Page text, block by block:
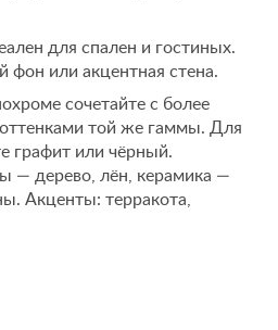
для спален и гостиных.
фон или акцентная стена.
сочетайте с более
той же гаммы. Для
графит или чёрный.
— дерево, лён, керамика —
Акценты: терракота,